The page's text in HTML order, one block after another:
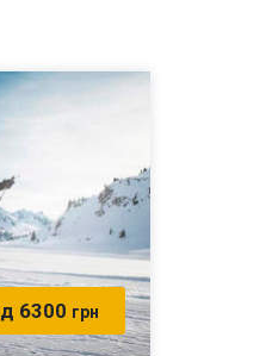
6300 грн